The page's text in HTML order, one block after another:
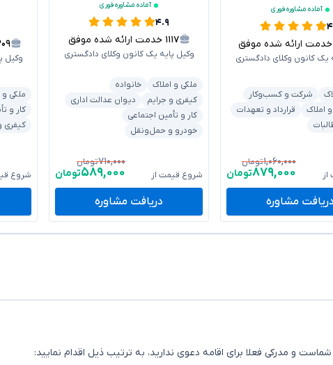
آماده مشاوره فوری
خدمت ارائه شده موفق
یک کانون وکلای دادگستری
شرکت و کسب‌وکار
املاک
قرارداد و تعهدات
۱,۰۶۰,۰۰۰تومان
۸۷۹,۰۰۰تومان
دریافت مشاوره
آماده مشاوره فوری
۴.۹
۱۱۱۷ خدمت ارائه شده موفق
وکیل پایه یک کانون وکلای دادگستری
ملکی و املاک
خانواده
کیفری و جرایم
دیوان عدالت اداری
کار و تأمین اجتماعی
خودرو و حمل‌ونقل
شروع قیمت از
۷۱۰,۰۰۰تومان
۵۸۹,۰۰۰تومان
دریافت مشاوره
وکیل
ملکی و
کار و
کیفری
شروع
و مدرکی فعلا برای اقامه دعوی ندارید، به ترتیب ذیل اقدام نمایید: